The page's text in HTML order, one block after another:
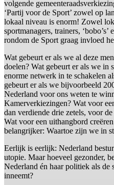
volgende
‘Partij voor de Sport’ zowel op
lokaal niveau is enorm! Zowel
sportmanagers, trainers,
rondom de Sport graag invloed
Wat gebeurt er als we al deze
doelen? Wat gebeurt er als we in
enorme netwerk in te schakelen
gebeurt er als we bijvoorbeeld
Nederland voor ons weten te
Kamerverkiezingen? Wat voor
dan verdiende drie zetels, voor
Wat voor een uithangbord
belangrijker: Waartoe zijn we in
Eerlijk is eerlijk: Nederland
utopie. Maar hoeveel gezonder,
Nederland én haar politiek als de
inneemt?